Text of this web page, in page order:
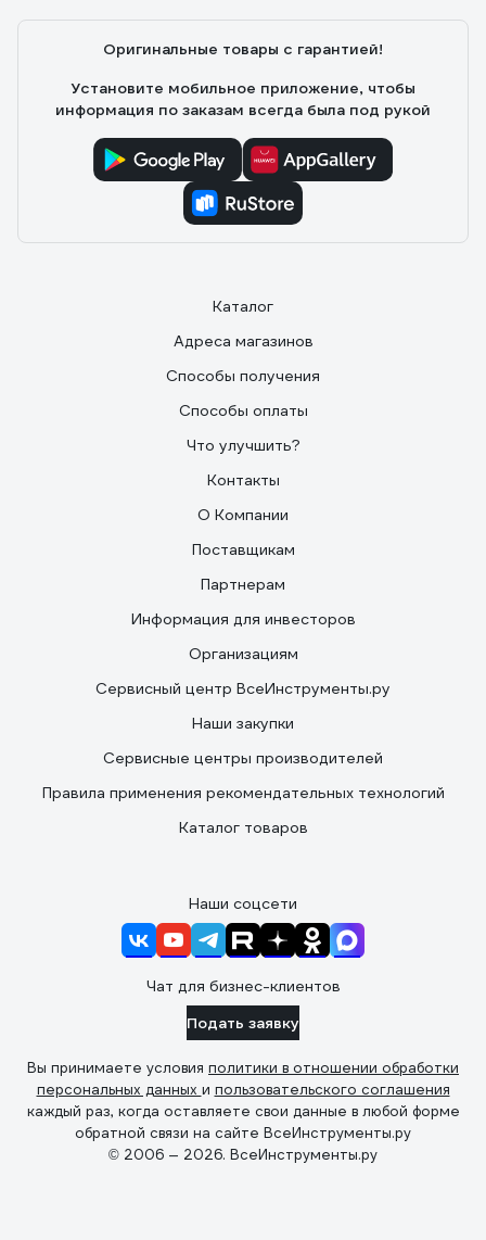
Оригинальные товары с гарантией!
Установите мобильное приложение, чтобы
информация по заказам всегда была под рукой
Каталог
Адреса магазинов
Способы получения
Способы оплаты
Что улучшить?
Контакты
О Компании
Поставщикам
Партнерам
Информация для инвесторов
Организациям
Сервисный центр ВсеИнструменты.ру
Наши закупки
Сервисные центры производителей
Правила применения рекомендательных технологий
Каталог товаров
Наши соцсети
Чат для бизнес-клиентов
Подать заявку
Вы принимаете условия политики в отношении обработки
персональных данных и пользовательского соглашения
каждый раз, когда оставляете свои данные в любой форме
обратной связи на сайте ВсеИнструменты.ру
© 2006 — 2026. ВсеИнструменты.ру